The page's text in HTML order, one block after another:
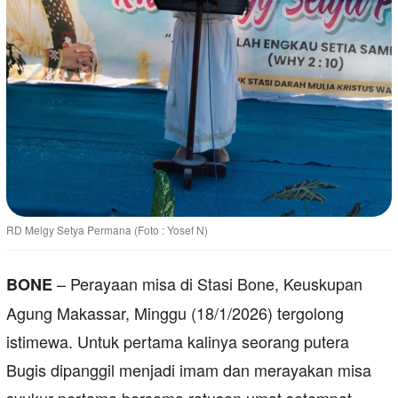
RD Melgy Setya Permana (Foto : Yosef N)
BONE– Perayaan misa di Stasi Bone, Keuskupan
Agung Makassar, Minggu (18/1/2026) tergolong
istimewa. Untuk pertama kalinya seorang putera
Bugis dipanggil menjadi imam dan merayakan misa